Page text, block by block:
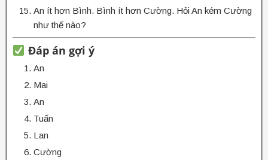
An ít hơn Bình. Bình ít hơn Cường. Hỏi An kém Cường
như thế nào?
Đáp án gợi ý
An
Mai
An
Tuấn
Lan
Cường